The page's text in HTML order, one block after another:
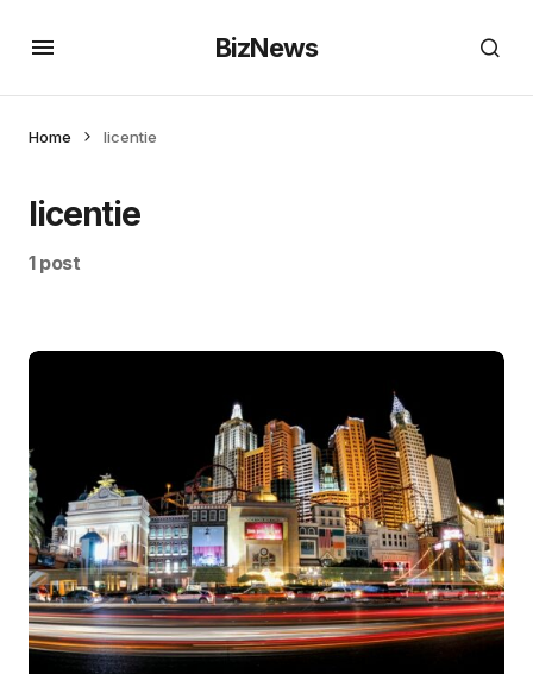
BizNews
Home licentie
licentie
1 post